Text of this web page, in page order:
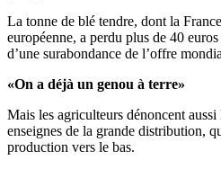
La tonne de blé tendre, dont la
européenne, a perdu plus de 40
d’une surabondance de l’offre
«On a déjà un genou à terre»
Mais les agriculteurs dénoncent
enseignes de la grande distribution,
production vers le bas.